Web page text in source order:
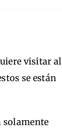
visitar al
se están
solamente